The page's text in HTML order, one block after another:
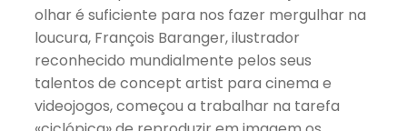
olhar é suficiente para nos fazer mergulhar na
loucura, François Baranger, ilustrador
reconhecido mundialmente pelos seus
talentos de concept artist para cinema e
videojogos, começou a trabalhar na tarefa